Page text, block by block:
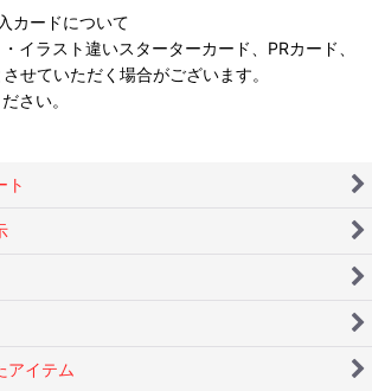
ードについて
イラスト違いスターターカード、PRカード、
せていただく場合がございます。
さい。
ト
アイテム